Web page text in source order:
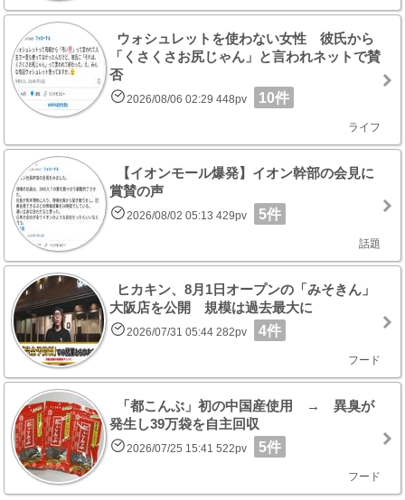
ウォシュレットを使わない女性 彼氏から
「くさくさお尻じゃん」と言われネットで賛
否
2026/08/06 02:29 448pv 10件
ライフ
【イオンモール爆発】イオン幹部の会見に
賞賛の声
2026/08/02 05:13 429pv 5件
話題
ヒカキン、8月1日オープンの「みそきん」
大阪店を公開 規模は過去最大に
2026/07/31 05:44 282pv 4件
フード
「都こんぶ」初の中国産使用 → 異臭が
発生し39万袋を自主回収
2026/07/25 15:41 522pv 5件
フード